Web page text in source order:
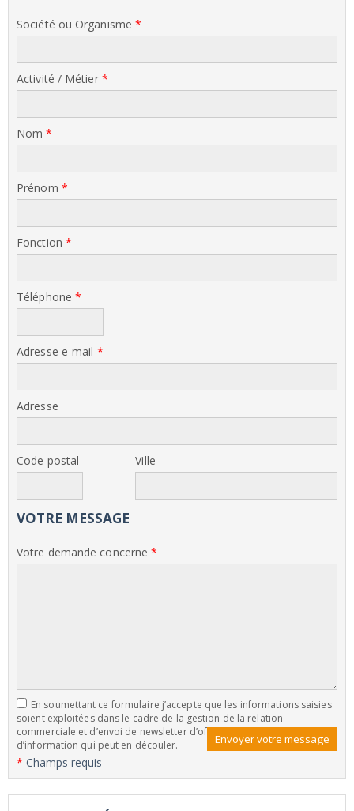
Société ou Organisme*
Activité / Métier *
Nom*
Prénom *
Fonction *
Téléphone *
Adresse e-mail *
Adresse
Code postal Ville
VOTRE MESSAGE
Votre demande concerne*
En soumettant ce formulaire j’accepte que les informations saisies
soient exploitées dans le cadre de la gestion de la relation
commerciale et d’envoi de newsletter d’offre commerciale et
d’information qui peut en découler.
* Champs requis